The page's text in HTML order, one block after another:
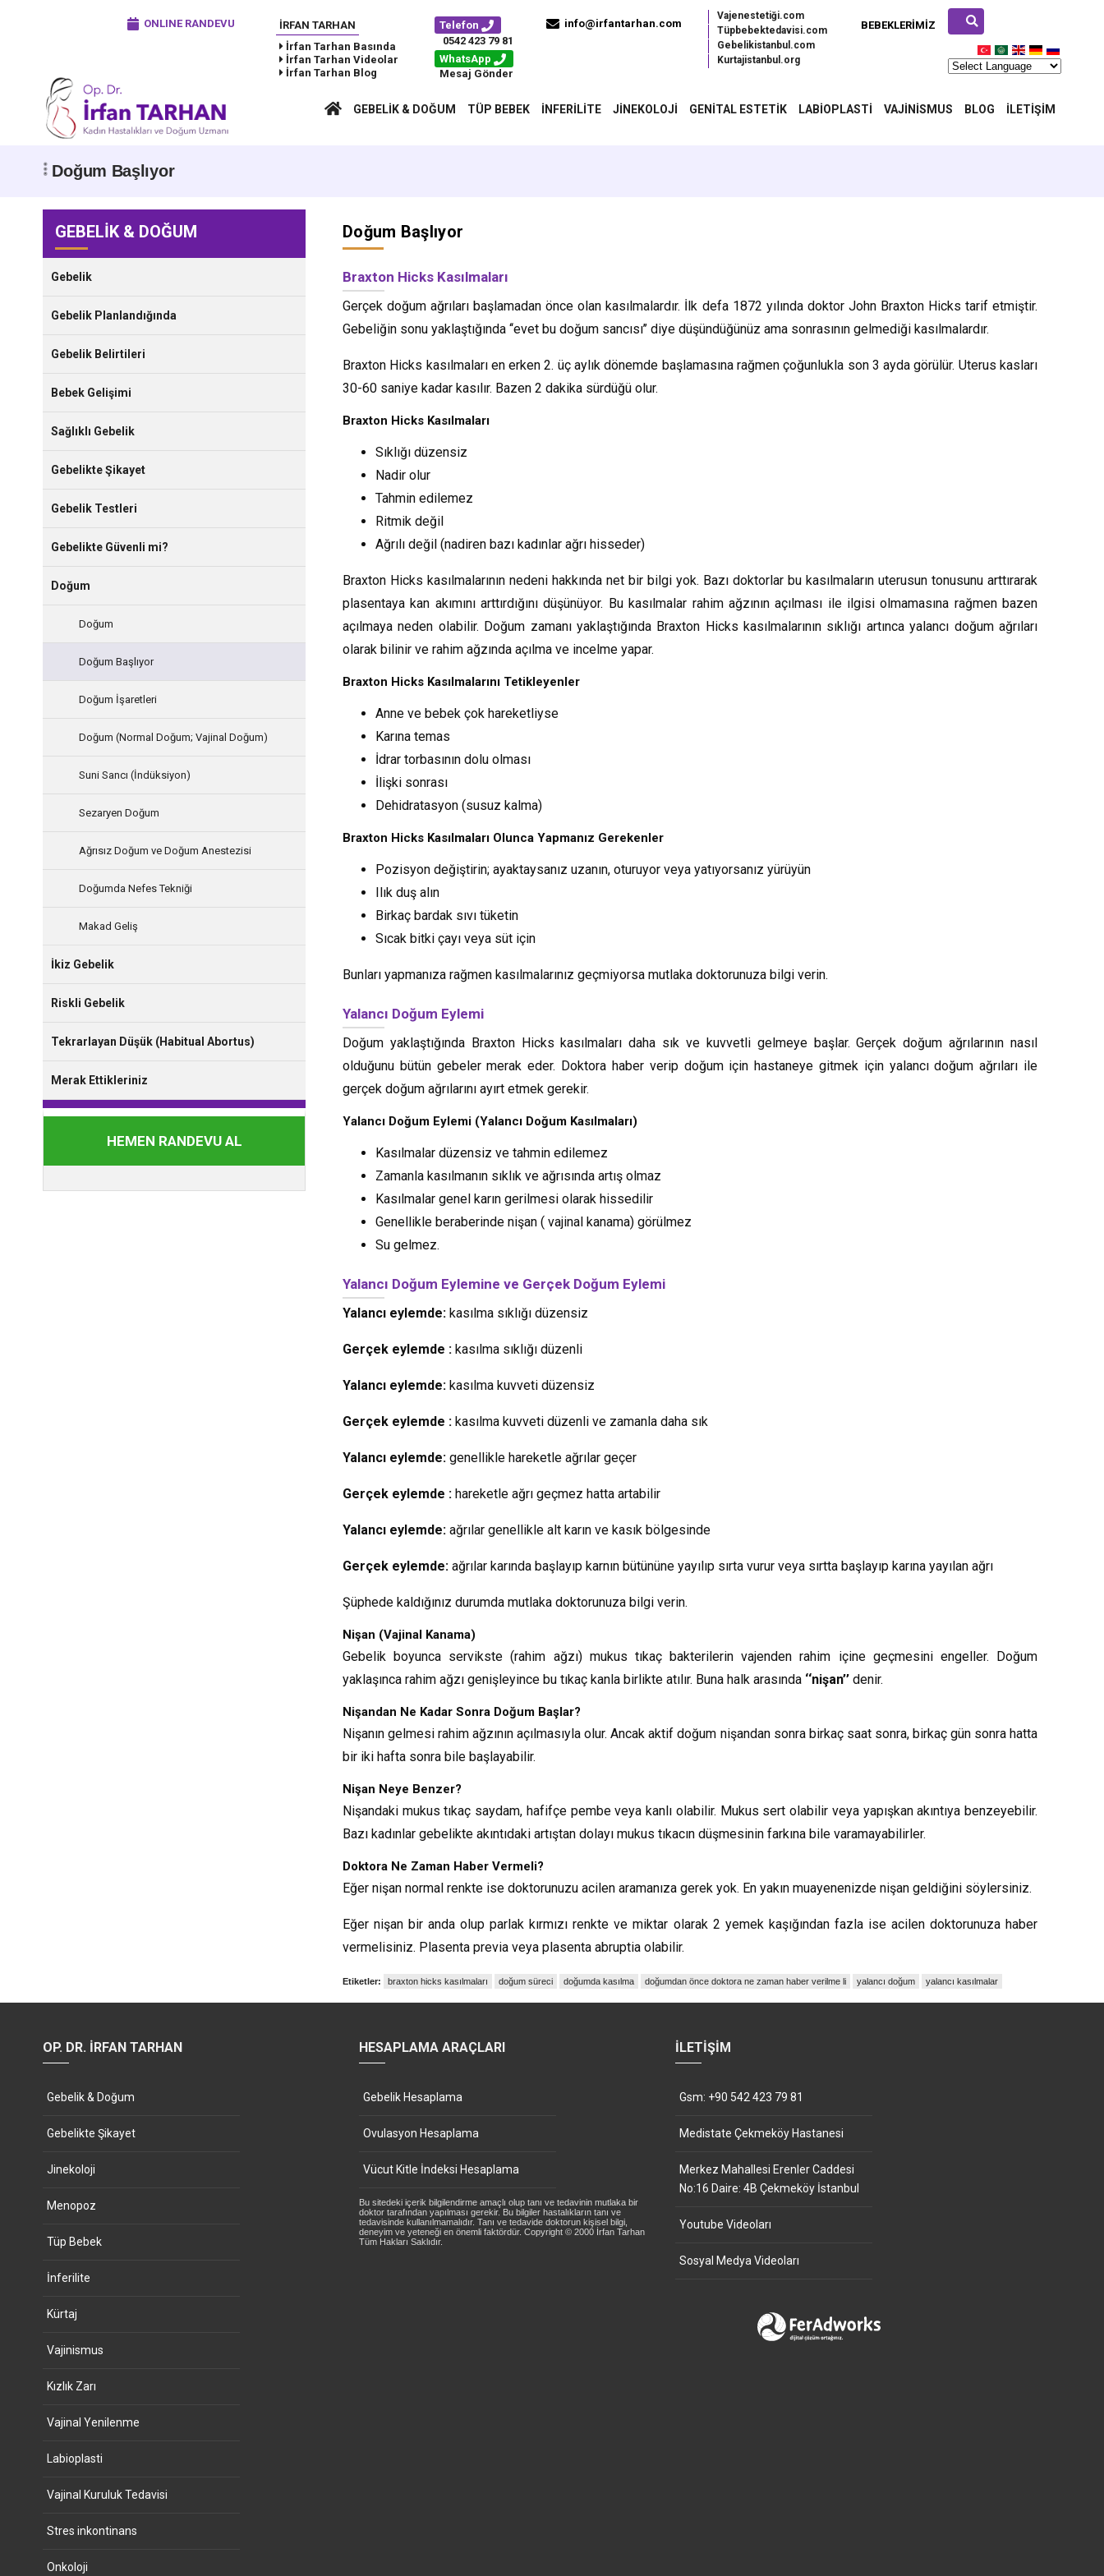
ONLINE RANDEVU
İRFAN TARHAN
İrfan Tarhan Basında
İrfan Tarhan Videolar
İrfan Tarhan Blog
BEBEKLERIMIZ
Vajenestetiği.com
Tüpbebektedavisi.com
Gebelikistanbul.com
Kurtajistanbul.org
Telefon
0542 423 79 81
WhatsApp
Mesaj Gönder
info@irfantarhan.com
GEBELIK & DOĞUM TÜP BEBEK İNFERILITE JINEKOLOJI GENITAL ESTETIK LABIOPLASTI VAJINISMUS BLOG İLETIŞIM
Doğum Başlıyor
GEBELİK & DOĞUM
Gebelik
Gebelik Planlandığında
Gebelik Belirtileri
Bebek Gelişimi
Sağlıklı Gebelik
Gebelikte Şikayet
Gebelik Testleri
Gebelikte Güvenli mi?
Doğum
Doğum
Doğum Başlıyor
Doğum İşaretleri
Doğum (Normal Doğum; Vajinal Doğum)
Suni Sancı (İndüksiyon)
Sezaryen Doğum
Ağrısız Doğum ve Doğum Anestezisi
Doğumda Nefes Tekniği
Makad Geliş
İkiz Gebelik
Riskli Gebelik
Tekrarlayan Düşük (Habitual Abortus)
Merak Ettikleriniz
HEMEN RANDEVU AL
Doğum Başlıyor
Braxton Hicks Kasılmaları
Gerçek doğum ağrıları başlamadan önce olan kasılmalardır. İlk defa 1872 yılında doktor John Braxton Hicks tarif etmiştir.
Gebeliğin sonu yaklaştığında ‘‘evet bu doğum sancısı’’ diye düşündüğünüz ama sonrasının gelmediği kasılmalardır.
Braxton Hicks kasılmaları en erken 2. üç aylık dönemde başlamasına rağmen çoğunlukla son 3 ayda görülür. Uterus kasları
30-60 saniye kadar kasılır. Bazen 2 dakika sürdüğü olur.
Braxton Hicks Kasılmaları
Sıklığı düzensiz
Nadir olur
Tahmin edilemez
Ritmik değil
Ağrılı değil (nadiren bazı kadınlar ağrı hisseder)
Braxton Hicks kasılmalarının nedeni hakkında net bir bilgi yok. Bazı doktorlar bu kasılmaların uterusun tonusunu arttırarak
plasentaya kan akımını arttırdığını düşünüyor. Bu kasılmalar rahim ağzının açılması ile ilgisi olmamasına rağmen bazen
açılmaya neden olabilir. Doğum zamanı yaklaştığında Braxton Hicks kasılmalarının sıklığı artınca yalancı doğum ağrıları
olarak bilinir ve rahim ağzında açılma ve incelme yapar.
Braxton Hicks Kasılmalarını Tetikleyenler
Anne ve bebek çok hareketliyse
Karına temas
İdrar torbasının dolu olması
İlişki sonrası
Dehidratasyon (susuz kalma)
Braxton Hicks Kasılmaları Olunca Yapmanız Gerekenler
Pozisyon değiştirin; ayaktaysanız uzanın, oturuyor veya yatıyorsanız yürüyün
Ilık duş alın
Birkaç bardak sıvı tüketin
Sıcak bitki çayı veya süt için
Bunları yapmanıza rağmen kasılmalarınız geçmiyorsa mutlaka doktorunuza bilgi verin.
Yalancı Doğum Eylemi
Doğum yaklaştığında Braxton Hicks kasılmaları daha sık ve kuvvetli gelmeye başlar. Gerçek doğum ağrılarının nasıl
olduğunu bütün gebeler merak eder. Doktora haber verip doğum için hastaneye gitmek için yalancı doğum ağrıları ile
gerçek doğum ağrılarını ayırt etmek gerekir.
Yalancı Doğum Eylemi (Yalancı Doğum Kasılmaları)
Kasılmalar düzensiz ve tahmin edilemez
Zamanla kasılmanın sıklık ve ağrısında artış olmaz
Kasılmalar genel karın gerilmesi olarak hissedilir
Genellikle beraberinde nişan ( vajinal kanama) görülmez
Su gelmez.
Yalancı Doğum Eylemine ve Gerçek Doğum Eylemi
Yalancı eylemde: kasılma sıklığı düzensiz
Gerçek eylemde : kasılma sıklığı düzenli
Yalancı eylemde: kasılma kuvveti düzensiz
Gerçek eylemde : kasılma kuvveti düzenli ve zamanla daha sık
Yalancı eylemde: genellikle hareketle ağrılar geçer
Gerçek eylemde : hareketle ağrı geçmez hatta artabilir
Yalancı eylemde: ağrılar genellikle alt karın ve kasık bölgesinde
Gerçek eylemde: ağrılar karında başlayıp karnın bütününe yayılıp sırta vurur veya sırtta başlayıp karına yayılan ağrı
Şüphede kaldığınız durumda mutlaka doktorunuza bilgi verin.
Nişan (Vajinal Kanama)
Gebelik boyunca servikste (rahim ağzı) mukus tıkaç bakterilerin vajenden rahim içine geçmesini engeller. Doğum
yaklaşınca rahim ağzı genişleyince bu tıkaç kanla birlikte atılır. Buna halk arasında ‘‘nişan’’ denir.
Nişandan Ne Kadar Sonra Doğum Başlar?
Nişanın gelmesi rahim ağzının açılmasıyla olur. Ancak aktif doğum nişandan sonra birkaç saat sonra, birkaç gün sonra hatta
bir iki hafta sonra bile başlayabilir.
Nişan Neye Benzer?
Nişandaki mukus tıkaç saydam, hafifçe pembe veya kanlı olabilir. Mukus sert olabilir veya yapışkan akıntıya benzeyebilir.
Bazı kadınlar gebelikte akıntıdaki artıştan dolayı mukus tıkacın düşmesinin farkına bile varamayabilirler.
Doktora Ne Zaman Haber Vermeli?
Eğer nişan normal renkte ise doktorunuzu acilen aramanıza gerek yok. En yakın muayenenizde nişan geldiğini söylersiniz.
Eğer nişan bir anda olup parlak kırmızı renkte ve miktar olarak 2 yemek kaşığından fazla ise acilen doktorunuza haber
vermelisiniz. Plasenta previa veya plasenta abruptia olabilir.
Etiketler: braxton hicks kasılmaları doğum süreci doğumda kasılma doğumdan önce doktora ne zaman haber verilme li yalancı doğum yalancı kasılmalar
OP. DR. İRFAN TARHAN
Gebelik & Doğum
Gebelikte Şikayet
Jinekoloji
Menopoz
Tüp Bebek
İnferilite
Kürtaj
Vajinismus
Kızlık Zarı
Vajinal Yenilenme
Labioplasti
Vajinal Kuruluk Tedavisi
Stres inkontinans
Onkoloji
HESAPLAMA ARAÇLARI
Gebelik Hesaplama
Ovulasyon Hesaplama
Vücut Kitle İndeksi Hesaplama
Bu sitedeki içerik bilgilendirme amaçlı olup tanı ve tedavinin mutlaka bir
doktor tarafından yapılması gerekir. Bu bilgiler hastalıkların tanı ve
tedavisinde kullanılmamalıdır. Tanı ve tedavide doktorun kişisel bilgi,
deneyim ve yeteneği en önemli faktördür. Copyright © 2000 İrfan Tarhan
Tüm Hakları Saklıdır.
İLETIŞIM
Gsm: +90 542 423 79 81
Medistate Çekmeköy Hastanesi
Merkez Mahallesi Erenler Caddesi
No:16 Daire: 4B Çekmeköy İstanbul
Youtube Videoları
Sosyal Medya Videoları